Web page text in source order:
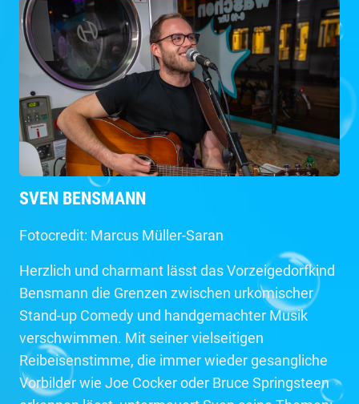
SVEN BENSMANN
Fotocredit: Marcus Müller-Saran
Herzlich und charmant lässt das Vorzeigedorfkind
Bensmann die Grenzen zwischen urkomischer
Stand-up Comedy und handgemachter Musik
verschwimmen. Mit seiner vielseitigen
Reibeisenstimme, die immer wieder gesangliche
Vorbilder wie Joe Cocker oder Bruce Springsteen